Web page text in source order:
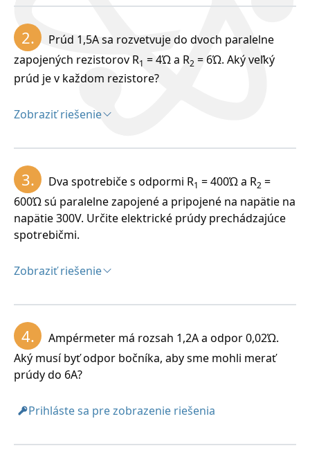
Kirchhoff
rozvetveného elektrického obvodu –( elektrickej
siete), ktorý má viac zdrojov a rezistory sú rôzne
pospájané. Uzol je miesto v obvode, kde sa stýkajú
medzi dvoma uzlami.
2.
Prúd 1,5A sa rozvetvuje do dvoch paralelne
zapojených rezistorov R1 = 4Ώ a R2 = 6Ώ. Aký veľký
prúd je v každom rezistore?
Zobraziť riešenie
Rozbor:
I = 1,5A, R
1 = 4Ώ , R 2 = 6Ώ, I 1 = ?, I 2= ?
3. Dva spotrebiče s odpormi R1 = 400Ώ a R2 =
600Ώ sú paralelne zapojené a pripojené na napätie na
napätie 300V. Určite elektrické prúdy prechádzajúce
spotrebičmi.
Zobraziť riešenie
Rozbor:
R1= 400Ώ, R2 = 600Ώ, U = 300V, R = ?, I = ?, I 1 = ?, I
= ?
4.
Ampérmeter má rozsah 1,2A a odpor 0,02Ώ.
Aký musí byť odpor bočníka, aby sme mohli merať
prúdy do 6A?
Prihláste sa pre zobrazenie riešenia